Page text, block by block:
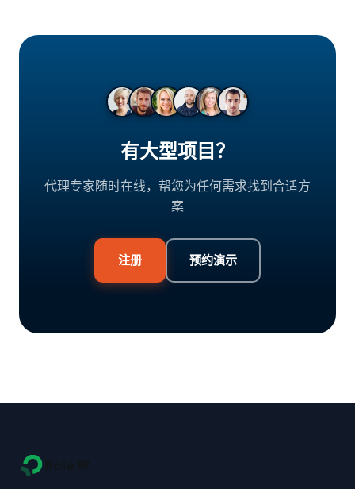
有大型项目？
代理专家随时在线，帮您为任何需求找到合适方
案
注册 预约演示